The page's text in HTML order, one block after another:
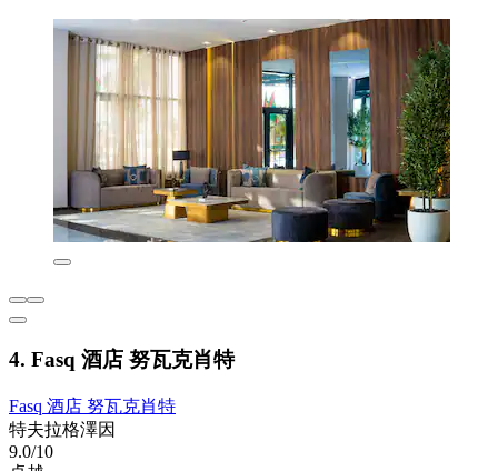
4. Fasq 酒店 努瓦克肖特
Fasq 酒店 努瓦克肖特
特夫拉格澤因
9.0/10